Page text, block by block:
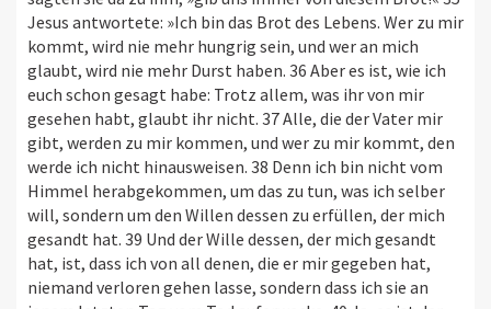
Jesus antwortete: »Ich bin das Brot des Lebens. Wer zu mir
kommt, wird nie mehr hungrig sein, und wer an mich
glaubt, wird nie mehr Durst haben. 36 Aber es ist, wie ich
euch schon gesagt habe: Trotz allem, was ihr von mir
gesehen habt, glaubt ihr nicht. 37 Alle, die der Vater mir
gibt, werden zu mir kommen, und wer zu mir kommt, den
werde ich nicht hinausweisen. 38 Denn ich bin nicht vom
Himmel herabgekommen, um das zu tun, was ich selber
will, sondern um den Willen dessen zu erfüllen, der mich
gesandt hat. 39 Und der Wille dessen, der mich gesandt
hat, ist, dass ich von all denen, die er mir gegeben hat,
niemand verloren gehen lasse, sondern dass ich sie an